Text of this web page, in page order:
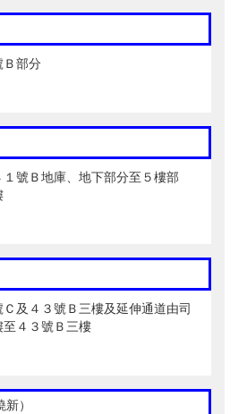
Ｂ部分
號Ｂ地庫、地下部分至５樓部
及４３號Ｂ三樓及延伸通道由司
４３號Ｂ三樓
）